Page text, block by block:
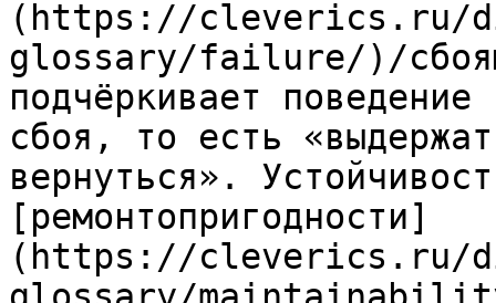
(https://cleverics.ru/
glossary/failure/)/
подчёркивает
сбоя, то есть
вернуться».
[ремонтопригодности]
(https://cleverics.ru/